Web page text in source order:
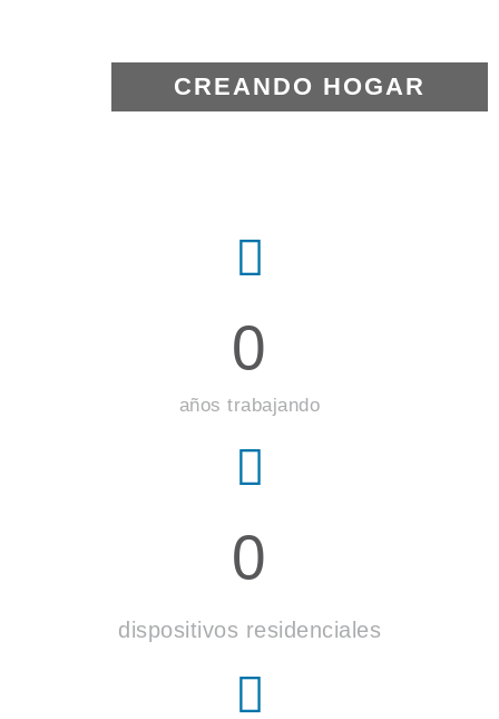
CREANDO HOGAR
0
años trabajando
0
dispositivos residenciales